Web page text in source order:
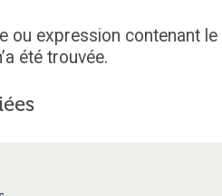
ou expression contenant le
été trouvée.